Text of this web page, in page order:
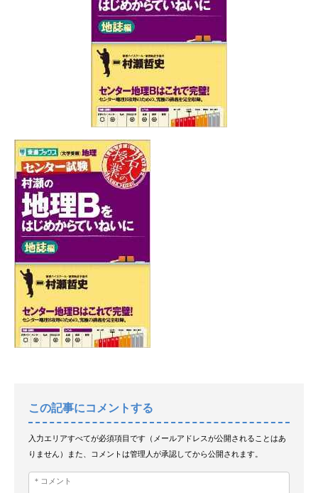
この記事にコメントする
入力エリアすべてが必須項目です（メールアドレスが公開されることはあ
りません）また、コメントは管理人が承認してから公開されます。